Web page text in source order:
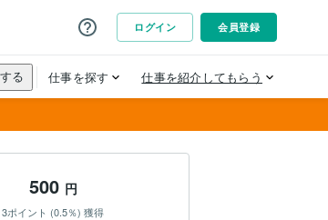
500 円
3ポイント (0.5％) 獲得